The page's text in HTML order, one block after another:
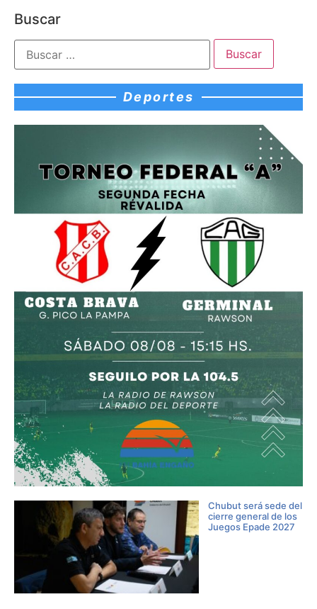
Buscar
Deportes
Chubut será sede del
cierre general de los
Juegos Epade 2027